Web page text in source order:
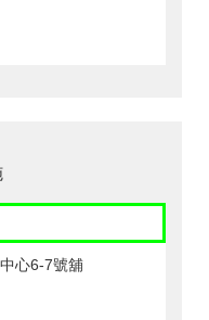
心6-7號舖